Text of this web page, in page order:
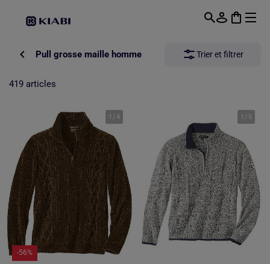
Pull grosse maille homme Trier et filtrer
419 articles
1 /4
-56%
1 / 5